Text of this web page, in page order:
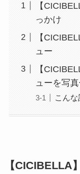
【
っかけ
【
ュー
【
ューを写
こん
【CICIBELLA